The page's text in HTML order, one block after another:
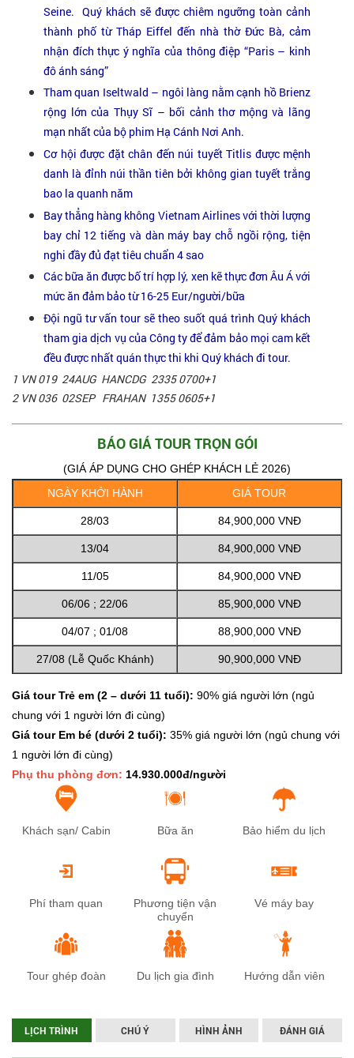
Seine. Quý khách sẽ được chiêm ngưỡng toàn cảnh
thành phố từ Tháp Eiffel đến nhà thờ Đức Bà, cảm
nhận đích thực ý nghĩa của thông điệp “Paris – kinh
đô ánh sáng”
Tham quan Iseltwald – ngôi làng nằm cạnh hồ Brienz
rộng lớn của Thụy Sĩ – bối cảnh thơ mộng và lãng
mạn nhất của bộ phim Hạ Cánh Nơi Anh.
Cơ hội được đặt chân đến núi tuyết Titlis được mệnh
danh là đỉnh núi thần tiên bởi không gian tuyết trắng
bao la quanh năm
Bay thẳng hàng không Vietnam Airlines với thời lượng
bay chỉ 12 tiếng và dàn máy bay chỗ ngồi rộng, tiện
nghi đầy đủ đạt tiêu chuẩn 4 sao
Các bữa ăn được bố trí hợp lý, xen kẽ thực đơn Âu Á với
mức ăn đảm bảo từ 16-25 Eur/người/bữa
Đội ngũ tư vấn tour sẽ theo suốt quá trình Quý khách
tham gia dịch vụ của Công ty để đảm bảo mọi cam kết
đều được nhất quán thực thi khi Quý khách đi tour.
1 VN 019 24AUG HANCDG 2335 0700+1
2 VN 036 02SEP FRAHAN 1355 0605+1
BÁO GIÁ TOUR TRỌN GÓI
(GIÁ ÁP DỤNG CHO GHÉP KHÁCH LẺ 2026)
NGÀY KHỞI HÀNH
GIÁ TOUR
28/03 84,900,000 VNĐ
13/04 84,900,000 VNĐ
11/05 84,900,000 VNĐ
06/06 ; 22/06 85,900,000 VNĐ
04/07 ; 01/08 88,900,000 VNĐ
27/08 (Lễ Quốc Khánh) 90,900,000 VNĐ
Giá tour Trẻ em (2 – dưới 11 tuổi): 90% giá người lớn (ngủ
chung với 1 người lớn đi cùng)
Giá tour Em bé (dưới 2 tuổi): 35% giá người lớn (ngủ chung với
1 người lớn đi cùng)
Phụ thu phòng đơn: 14.930.000đ/người
Khách sạn/ Cabin Bữa ăn Bảo hiểm du lịch
Phí tham quan
Phương tiện vận
chuyển
Vé máy bay
Tour ghép đoàn Du lịch gia đình Hướng dẫn viên
LỊCH TRÌNH CHÚ Ý HÌNH ẢNH ĐÁNH GIÁ